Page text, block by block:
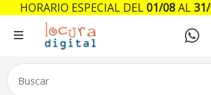
HORARIO ESPECIAL DEL01/08AL